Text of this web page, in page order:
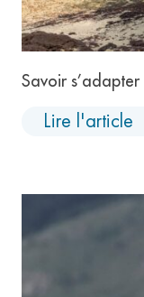
Savoir
Lire l'article